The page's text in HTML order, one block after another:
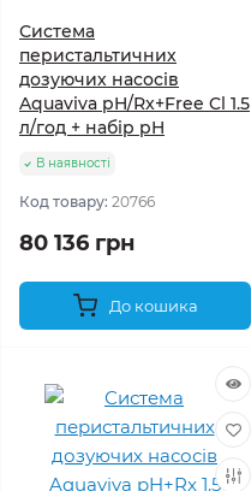
Система
перистальтичних
дозуючих насосів
Aquaviva pH/Rx+Free Cl 1.5
л/год + набір pH
В наявності
Код товару: 20766
80 136 грн
До кошика